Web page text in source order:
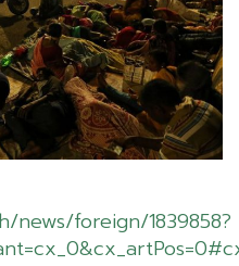
news/foreign/1839858?